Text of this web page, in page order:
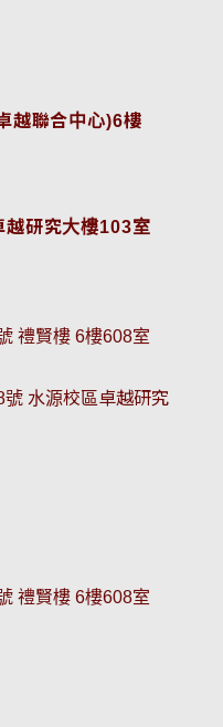
越聯合中心)6樓
越研究大樓103室
禮賢樓 6樓608室
水源校區卓越研究
禮賢樓 6樓608室